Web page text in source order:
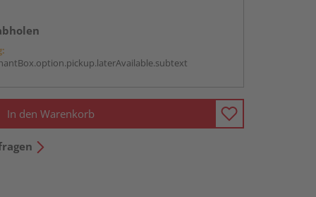
In den Warenkorb